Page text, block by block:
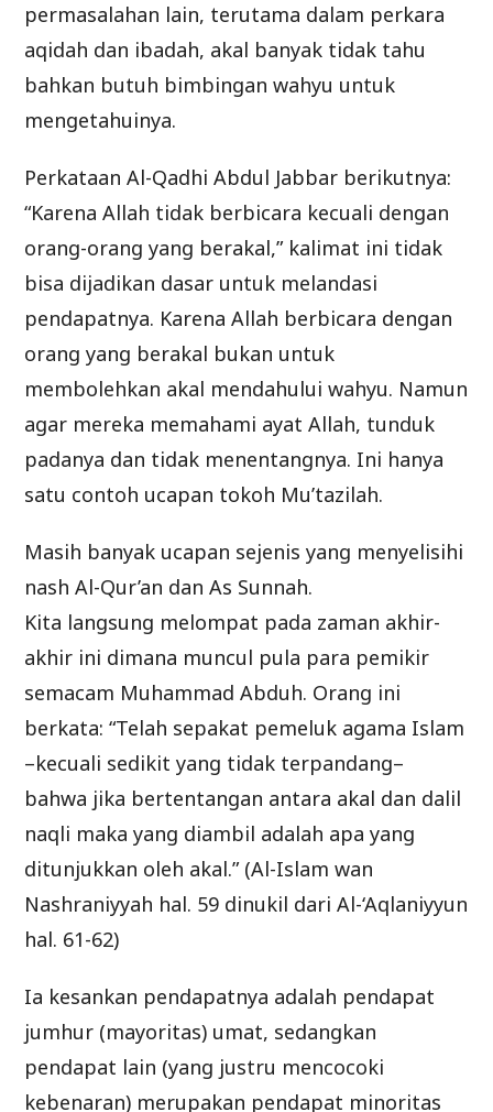
permasalahan lain, terutama dalam perkara
aqidah dan ibadah, akal banyak tidak tahu
bahkan butuh bimbingan wahyu untuk
mengetahuinya.
Perkataan Al-Qadhi Abdul Jabbar berikutnya:
“Karena Allah tidak berbicara kecuali dengan
orang-orang yang berakal,” kalimat ini tidak
bisa dijadikan dasar untuk melandasi
pendapatnya. Karena Allah berbicara dengan
orang yang berakal bukan untuk
membolehkan akal mendahului wahyu. Namun
agar mereka memahami ayat Allah, tunduk
padanya dan tidak menentangnya. Ini hanya
satu contoh ucapan tokoh Mu’tazilah.
Masih banyak ucapan sejenis yang menyelisihi
nash Al-Qur’an dan As Sunnah.
Kita langsung melompat pada zaman akhir-
akhir ini dimana muncul pula para pemikir
semacam Muhammad Abduh. Orang ini
berkata: “Telah sepakat pemeluk agama Islam
–kecuali sedikit yang tidak terpandang–
bahwa jika bertentangan antara akal dan dalil
naqli maka yang diambil adalah apa yang
ditunjukkan oleh akal.” (Al-Islam wan
Nashraniyyah hal. 59 dinukil dari Al-‘Aqlaniyyun
hal. 61-62)
Ia kesankan pendapatnya adalah pendapat
jumhur (mayoritas) umat, sedangkan
pendapat lain (yang justru mencocoki
kebenaran) merupakan pendapat minoritas